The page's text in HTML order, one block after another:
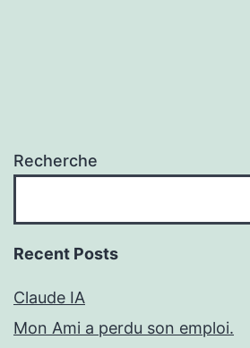
Recherche
Recent Posts
Claude IA
Mon Ami a perdu son emploi.